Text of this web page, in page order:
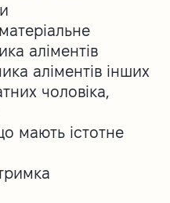
аліментів
аліментів інших
чоловіка,
мають істотне